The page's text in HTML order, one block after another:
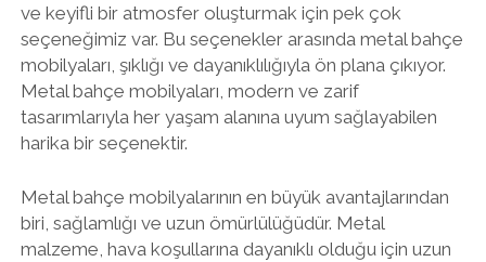
ve keyifli bir atmosfer oluşturmak için pek çok
seçeneğimiz var. Bu seçenekler arasında metal bahçe
mobilyaları, şıklığı ve dayanıklılığıyla ön plana çıkıyor.
Metal bahçe mobilyaları, modern ve zarif
tasarımlarıyla her yaşam alanına uyum sağlayabilen
harika bir seçenektir.
Metal bahçe mobilyalarının en büyük avantajlarından
biri, sağlamlığı ve uzun ömürlülüğüdür. Metal
malzeme, hava koşullarına dayanıklı olduğu için uzun